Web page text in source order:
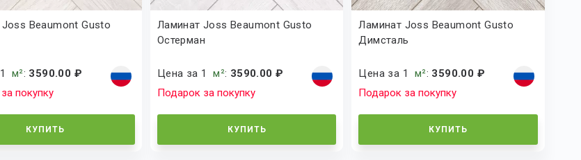
Beaumont Gusto
м²: 3590.00 ₽
покупку
КУПИТЬ
Ламинат Joss Beaumont Gusto
Остерман
Цена за 1м²: 3590.00 ₽
Подарок за покупку
КУПИТЬ
Ламинат Joss Beaumont Gusto
Димсталь
Цена за 1 м²: 3590.00 ₽
Подарок за покупку
КУПИТЬ